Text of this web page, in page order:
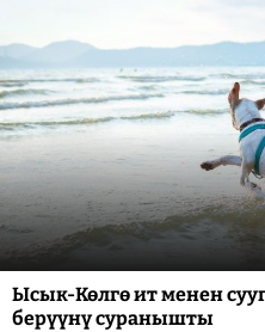
Ысык-Көлгө ит менен
берүүнү суранышты